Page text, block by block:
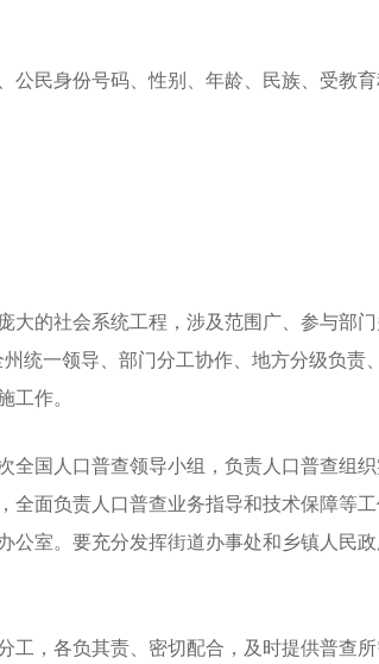
民身份号码、性别、年龄、民族、受教
的社会系统工程，涉及范围广、参与部
统一领导、部门分工协作、地方分级负责
工作。
国人口普查领导小组，负责人口普查组织
面负责人口普查业务指导和技术保障等
室。要充分发挥街道办事处和乡镇人民
，各负其责、密切配合，及时提供普查所